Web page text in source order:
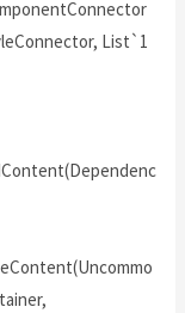
List`1